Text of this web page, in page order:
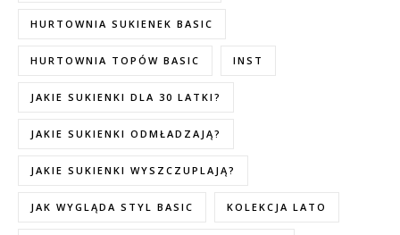
HURTOWNIA SUKIENEK BASIC
HURTOWNIA TOPÓW BASIC INST
JAKIE SUKIENKI DLA 30 LATKI?
JAKIE SUKIENKI ODMŁADZAJĄ?
JAKIE SUKIENKI WYSZCZUPLAJĄ?
JAK WYGLĄDA STYL BASIC KOLEKCJA LATO